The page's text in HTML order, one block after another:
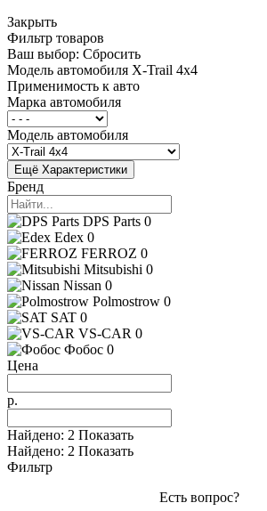
Закрыть
Фильтр товаров
Ваш выбор: Сбросить
Модель автомобиля X-Trail 4x4
Применимость к авто
Марка автомобиля
Модель автомобиля
Ещё Характеристики
Бренд
DPS Parts 0
Edex 0
FERROZ 0
Mitsubishi 0
Nissan 0
Polmostrow 0
SAT 0
VS-CAR 0
Фобос 0
Цена
р.
Найдено: 2 Показать
Найдено: 2 Показать
Фильтр
Есть вопрос?